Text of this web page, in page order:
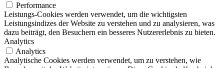
Performance
Leistungs-Cookies werden verwendet, um die wichtigsten
Leistungsindizes der Website zu verstehen und zu analysieren, was
dazu beiträgt, den Besuchern ein besseres Nutzererlebnis zu bieten.
Analytics
Analytics
Analytische Cookies werden verwendet, um zu verstehen, wie